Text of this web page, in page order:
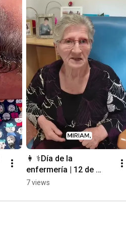
👩 ⚕️Día de la
enfermería | 12 de
mayo
7 views